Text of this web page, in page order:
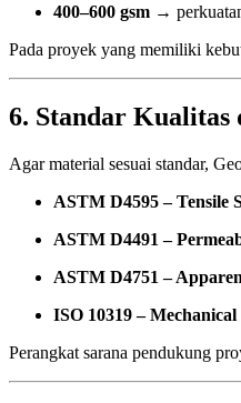
400–600 gsm →
Pada proyek yang memiliki
6. Standar
Agar material sesuai standar,
ASTM D4595 – Tensile
ASTM D4491 –
ASTM D4751 –
ISO 10319 –
Perangkat sarana pendukung